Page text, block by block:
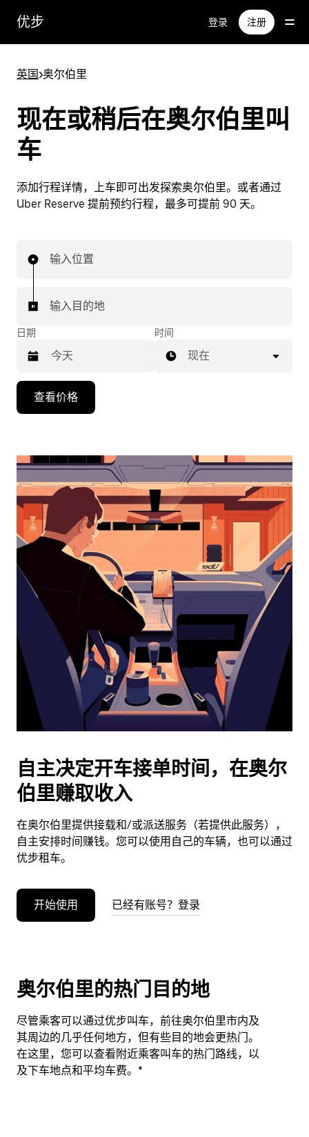
优步 登录 注册
英国>奥尔伯里
现在或稍后在奥尔伯里叫
车
添加行程详情，上车即可出发探索奥尔伯里。或者通过
Uber Reserve 提前预约行程，最多可提前 90 天。
输入位置
输入目的地
日期
向
头
浏
日
并
期。
按
退
闭
日
历。
时间
现在
查看价格
自主决定开车接单时间，在奥尔
伯里赚取收入
在奥尔伯里提供接载和/或派送服务（若提供此服务），
自主安排时间赚钱。您可以使用自己的车辆，也可以通过
优步租车。
开始使用 已经有账号？登录
奥尔伯里的热门目的地
尽管乘客可以通过优步叫车，前往奥尔伯里市内及
其周边的几乎任何地方，但有些目的地会更热门。
在这里，您可以查看附近乘客叫车的热门路线，以
及下车地点和平均车费。*